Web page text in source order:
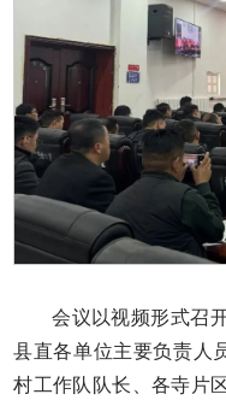
会议以视频形式召
县直各单位主要负责人
村工作队队长、各寺片